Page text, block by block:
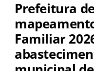
Prefeitura
Familiar